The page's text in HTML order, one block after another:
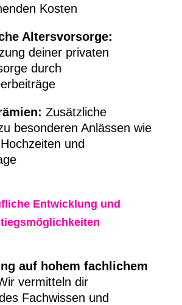
Kosten
Altersvorsorge:
deiner privaten
durch
Zusätzliche
besonderen Anlässen wie
und
Entwicklung und
auf hohem fachlichem
vermitteln dir
Fachwissen und